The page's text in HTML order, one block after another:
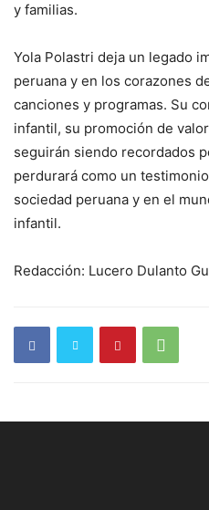
y familias.
Yola Polastri deja un legado
peruana y en los corazones
canciones y programas. Su
infantil, su promoción de
seguirán siendo recordados
perdurará como un
sociedad peruana y en el
infantil.
Redacción: Lucero Dulanto